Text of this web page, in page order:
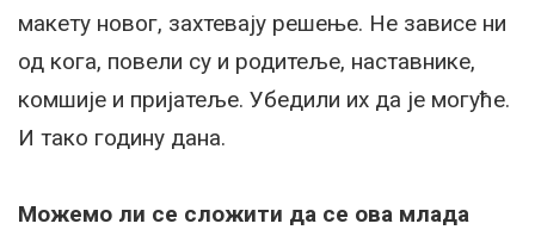
макету новог, захтевају решење. Не зависе ни
од кога, повели су и родитеље, наставнике,
комшије и пријатеље. Убедили их да је могуће.
И тако годину дана.
Можемо ли се сложити да се ова млада